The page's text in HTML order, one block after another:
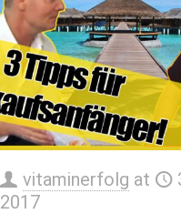
vitaminerfolg at
2017